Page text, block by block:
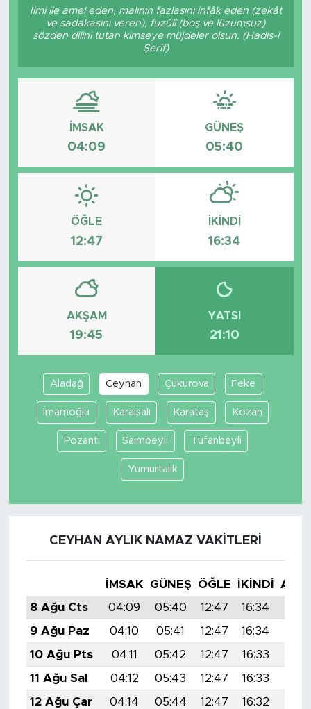
İlmi ile amel eden, malının fazlasını infâk eden (zekât
ve sadakasını veren), fuzûlî (boş ve lüzumsuz)
sözden dilini tutan kimseye müjdeler olsun. (Hadis-i
Şerif)
İMSAK
04:09
GÜNEŞ
05:40
ÖĞLE
12:47
İKINDI
16:34
AKŞAM
19:45
YATSI
21:10
Aladağ Ceyhan Çukurova Feke
İmamoğlu Karaisalı Karataş Kozan
Pozantı Saimbeyli Tufanbeyli
Yumurtalık
CEYHAN AYLIK NAMAZ VAKITLERI
İMSAK GÜNEŞ ÖĞLE İKINDI
8 Ağu Cts
04:09 05:40 12:47 16:34
9 Ağu Paz
04:10 05:41 12:47 16:34
10 Ağu Pts
04:11 05:42 12:47 16:33
11 Ağu Sal
04:12 05:43 12:47 16:33
12 Ağu Çar
04:14 05:44 12:47 16:32